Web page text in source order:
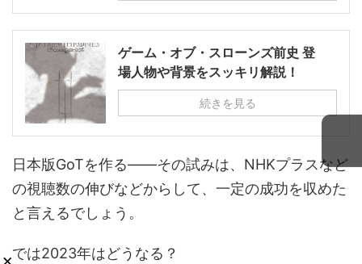
ゲーム・オブ・スローンズ前史 登
場人物や背景をスッキリ解説！
続きを見る
日本版GoTを作る――その試みは、NHKプラスなど
の視聴数の伸びなどからして、一定の成功を収めた
と言えるでしょう。
では2023年はどうなる？